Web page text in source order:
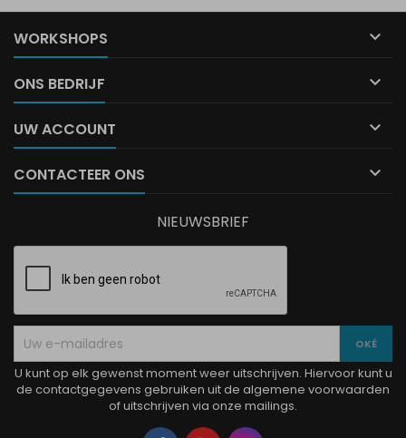
WORKSHOPS 
ONS BEDRIJF 
UW ACCOUNT 
CONTACTEER ONS 
NIEUWSBRIEF
U kunt op elk gewenst moment weer uitschrijven. Hiervoor kunt u
de contactgegevens gebruiken uit de algemene voorwaarden
of uitschrijven via onze mailings.